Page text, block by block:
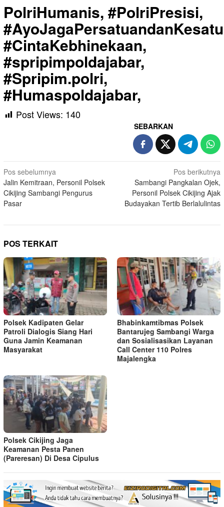
PolriHumanis, #PolriPresisi,
#CintaKebhinekaan,
#spripimpoldajabar,
#Spripim.polri,
#Humaspoldajabar,
Post Views: 140
SEBARKAN
Navigasi
pos
Pos sebelumnya
Jalin Kemitraan, Personil Polsek
Cikijing Sambangi Pengurus
Pasar
Pos berikutnya
Sambangi Pangkalan Ojek,
Personil Polsek Cikijing Ajak
Budayakan Tertib Berlalulintas
POS TERKAIT
Polsek Kadipaten Gelar
Patroli Dialogis Siang Hari
Guna Jamin Keamanan
Masyarakat
Bhabinkamtibmas Polsek
Bantarujeg Sambangi Warga
dan Sosialisasikan Layanan
Call Center 110 Polres
Majalengka
Polsek Cikijing Jaga
Keamanan Pesta Panen
(Pareresan) Di Desa Cipulus